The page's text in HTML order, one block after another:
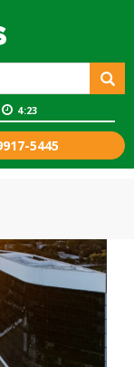
4:23
5445